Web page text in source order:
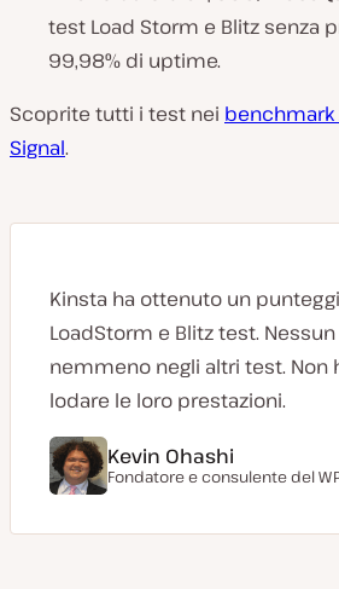
test Load Storm e Blitz senza
99,98% di uptime.
Scoprite tutti i test nei benchmark
Signal.
Kinsta ha ottenuto un
LoadStorm e Blitz test.
nemmeno negli altri test. Non
lodare le loro prestazioni.
Kevin Ohashi
Fondatore e consulente del